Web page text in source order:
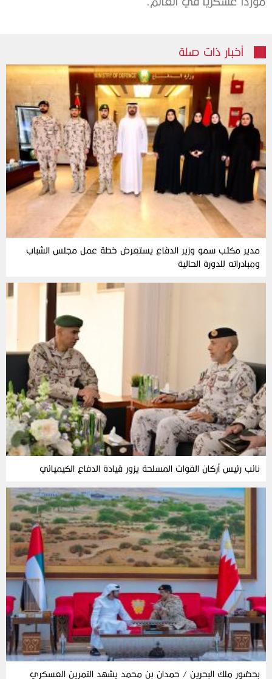
أخبار ذات صلة
مدير مكتب سمو وزير الدفاع يستعرض خطة عمل مجلس الشباب
ومبادراته للدورة الحالية
نائب رئيس أركان القوات المسلحة يزور قيادة الدفاع الكيميائي
بحضور ملك البحرين / حمدان بن محمد يشهد التمرين العسكري